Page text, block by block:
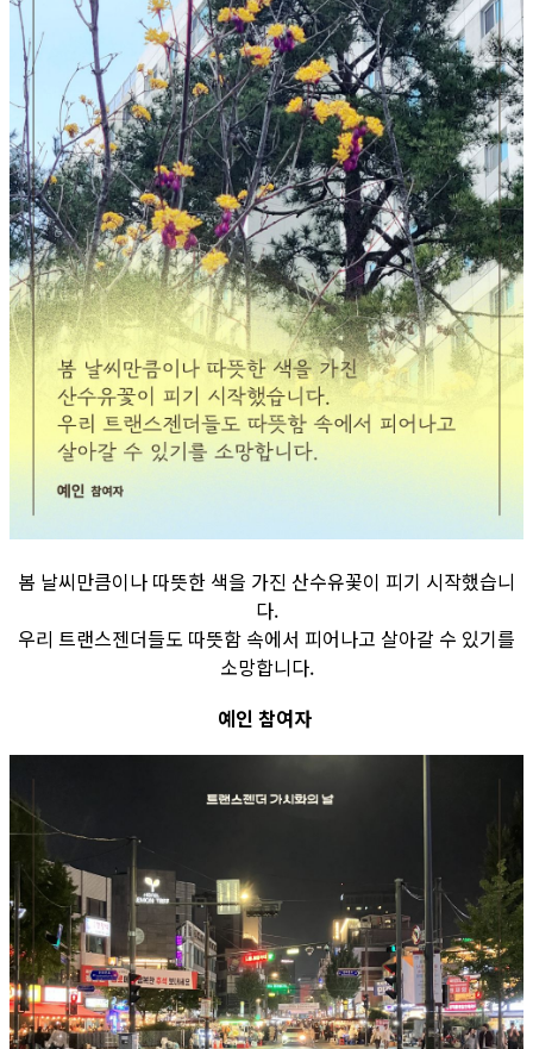
봄 날씨만큼이나 따뜻한 색을 가진 산수유꽃이 피기 시작했습니
다.
우리 트랜스젠더들도 따뜻함 속에서 피어나고 살아갈 수 있기를
소망합니다.
예인 참여자